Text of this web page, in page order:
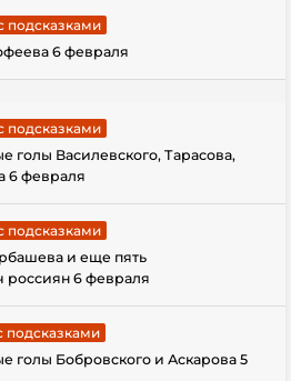
подсказками
6 февраля
подсказками
голы Василевского, Тарасова,
6 февраля
подсказками
и еще пять
россиян 6 февраля
подсказками
голы Бобровского и Аскарова 5